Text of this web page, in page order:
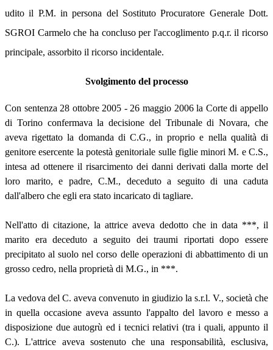
udito il P.M. in persona del Sostituto Procuratore Generale Dott.
SGROI Carmelo che ha concluso per l'accoglimento p.q.r. il ricorso
principale, assorbito il ricorso incidentale.
Svolgimento del processo
Con sentenza 28 ottobre 2005 - 26 maggio 2006 la Corte di appello
di Torino confermava la decisione del Tribunale di Novara, che
aveva rigettato la domanda di C.G., in proprio e nella qualità di
genitore esercente la potestà genitoriale sulle figlie minori M. e C.S.,
intesa ad ottenere il risarcimento dei danni derivati dalla morte del
loro marito, e padre, C.M., deceduto a seguito di una caduta
dall'albero che egli era stato incaricato di tagliare.
Nell'atto di citazione, la attrice aveva dedotto che in data ***, il
marito era deceduto a seguito dei traumi riportati dopo essere
precipitato al suolo nel corso delle operazioni di abbattimento di un
grosso cedro, nella proprietà di M.G., in ***.
La vedova del C. aveva convenuto in giudizio la s.r.l. V., società che
in quella occasione aveva assunto l'appalto del lavoro e messo a
disposizione due autogrù ed i tecnici relativi (tra i quali, appunto il
C.). L'attrice aveva sostenuto che una responsabilità, esclusiva,